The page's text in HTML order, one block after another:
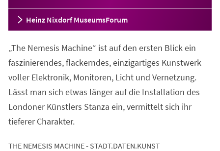
Heinz Nixdorf MuseumsForum
„The Nemesis Machine“ ist auf den ersten Blick ein
faszinierendes, flackerndes, einzigartiges Kunstwerk
voller Elektronik, Monitoren, Licht und Vernetzung.
Lässt man sich etwas länger auf die Installation des
Londoner Künstlers Stanza ein, vermittelt sich ihr
tieferer Charakter.
THE NEMESIS MACHINE - STADT.DATEN.KUNST